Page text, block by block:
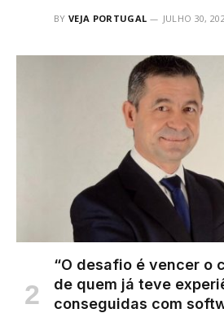
BY VEJA PORTUGAL JULHO 30,
“O desafio é vencer o
de quem já teve
conseguidas com